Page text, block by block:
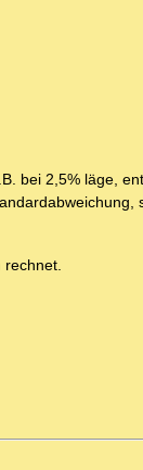
bei 2,5% läge,
rechnet.